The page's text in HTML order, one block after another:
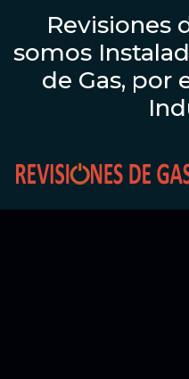
Revisiones
somos
de Gas, por